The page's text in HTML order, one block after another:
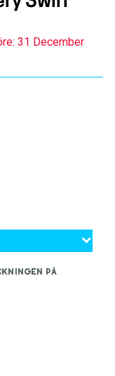
31 December
på